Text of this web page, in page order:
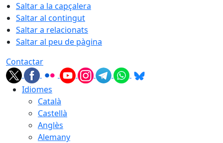
Saltar a la capçalera
Saltar al contingut
Saltar a relacionats
Saltar al peu de pàgina
Contactar
Idiomes
Català
Castellà
Anglès
Alemany